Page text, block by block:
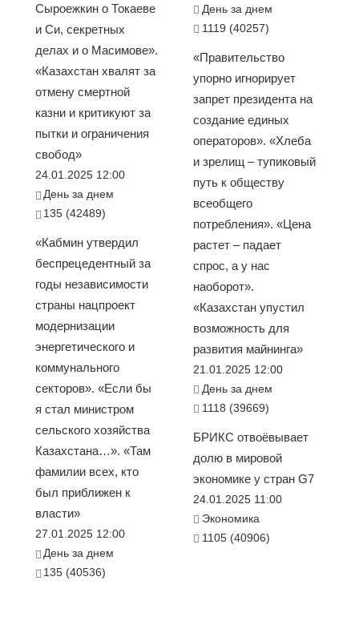
Сыроежкин о Токаеве
и Си, секретных
делах и о Масимове».
«Казахстан хвалят за
отмену смертной
казни и критикуют за
пытки и ограничения
свобод»
24.01.2025 12:00
День за днем
135 (42489)
«Кабмин утвердил
беспрецедентный за
годы независимости
страны нацпроект
модернизации
энергетического и
коммунального
секторов». «Если бы
я стал министром
сельского хозяйства
Казахстана…». «Там
фамилии всех, кто
был приближен к
власти»
27.01.2025 12:00
День за днем
135 (40536)
День за днем
1119 (40257)
«Правительство
упорно игнорирует
запрет президента на
создание единых
операторов». «Хлеба
и зрелищ – тупиковый
путь к обществу
всеобщего
потребления». «Цена
растет – падает
спрос, а у нас
наоборот».
«Казахстан упустил
возможность для
развития майнинга»
21.01.2025 12:00
День за днем
1118 (39669)
БРИКС отвоёвывает
долю в мировой
экономике у стран G7
24.01.2025 11:00
Экономика
1105 (40906)